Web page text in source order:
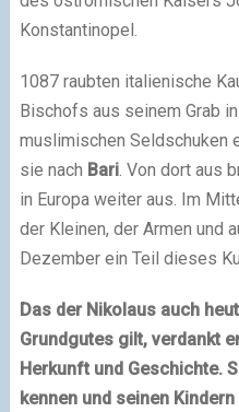
Konstantinopel.
1087 raubten italienische
Bischofs aus seinem Grab
muslimischen Seldschuken
sie nach Bari. Von dort aus
in Europa weiter aus. Im
der Kleinen, der Armen und
Dezember ein Teil dieses
Das der Nikolaus auch
Grundgutes gilt, verdankt
Herkunft und Geschichte.
kennen und seinen